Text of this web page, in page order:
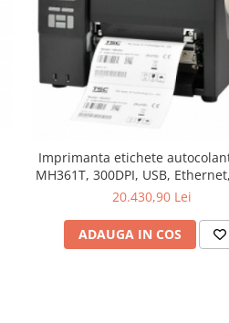
Imprimanta etichete
MH361T, 300DPI, USB,
20.430,90 Lei
ADAUGA IN COS